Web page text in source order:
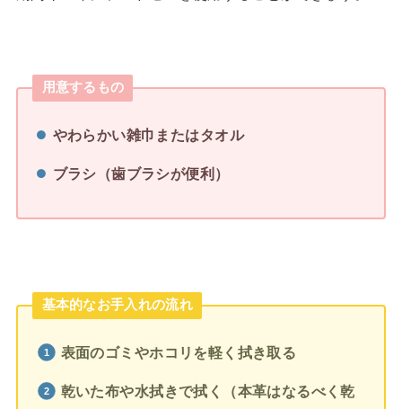
用意するもの
やわらかい雑巾またはタオル
ブラシ（歯ブラシが便利）
基本的なお手入れの流れ
表面のゴミやホコリを軽く拭き取る
乾いた布や水拭きで拭く（本革はなるべく乾